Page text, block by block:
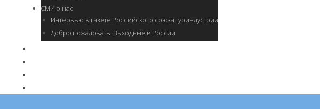
СМИ о нас
Интервью в газете Российского союза туриндустрии
Добро пожаловать. Выходные в России